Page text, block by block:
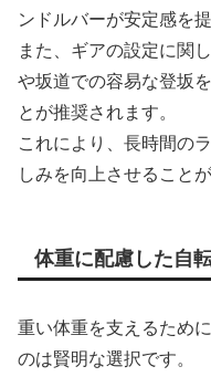
ンドルバーが安定感を
また、ギアの設定に関
や坂道での容易な登坂
とが推奨されます。
これにより、長時間の
しみを向上させること
体重に配慮した自
重い体重を支えるため
のは賢明な選択です。